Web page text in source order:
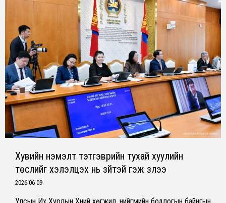
Хувийн нэмэлт тэтгэврийн тухай хуулийн
төслийг хэлэлцэх нь зүйтэй гэж үзлээ
2026-06-09